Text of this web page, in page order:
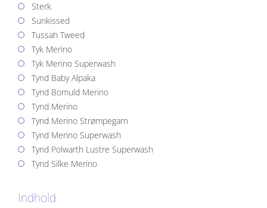
Sterk
Sunkissed
Tussah Tweed
Tyk Merino
Tyk Merino Superwash
Tynd Baby Alpaka
Tynd Bomuld Merino
Tynd Merino
Tynd Merino Strømpegarn
Tynd Merino Superwash
Tynd Polwarth Lustre Superwash
Tynd Silke Merino
Indhold